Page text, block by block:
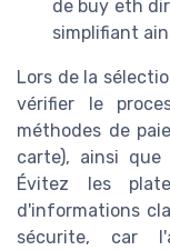
de buy eth
simplifiant
Lors de la
vérifier le
méthodes de
carte), ainsi
Évitez les
d'informations
sécurite, car